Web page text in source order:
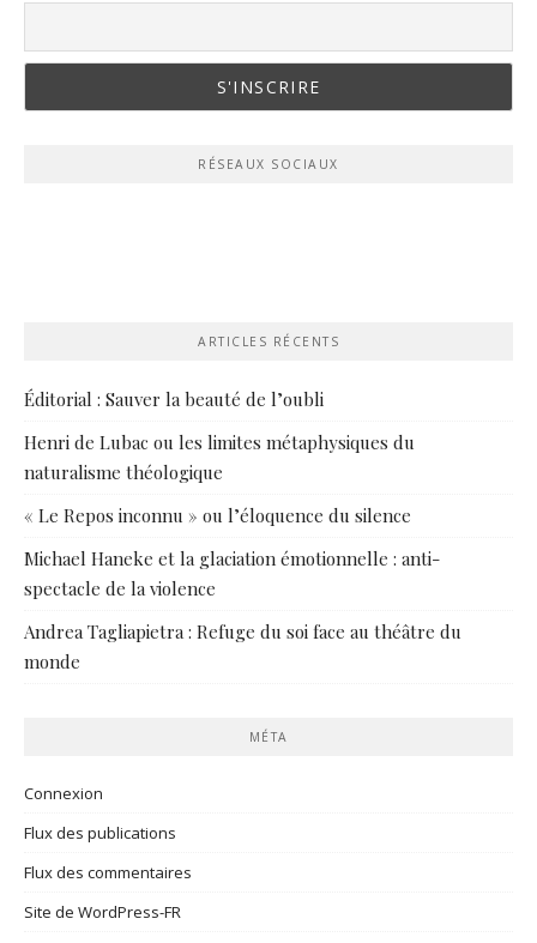
RÉSEAUX SOCIAUX
ARTICLES RÉCENTS
Éditorial : Sauver la beauté de l’oubli
Henri de Lubac ou les limites métaphysiques du
naturalisme théologique
« Le Repos inconnu » ou l’éloquence du silence
Michael Haneke et la glaciation émotionnelle : anti-
spectacle de la violence
Andrea Tagliapietra : Refuge du soi face au théâtre du
monde
MÉTA
Connexion
Flux des publications
Flux des commentaires
Site de WordPress-FR